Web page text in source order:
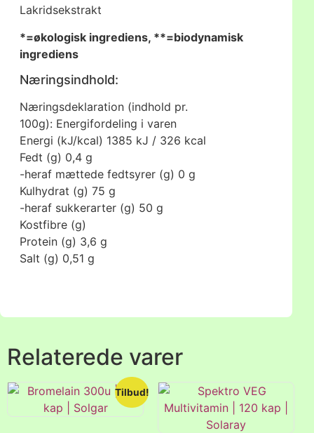
Lakridsekstrakt
*=økologisk ingrediens, **=biodynamisk
ingrediens
Næringsindhold:
Næringsdeklaration (indhold pr.
100g): Energifordeling i varen
Energi (kJ/kcal) 1385 kJ / 326 kcal
Fedt (g) 0,4 g
-heraf mættede fedtsyrer (g) 0 g
Kulhydrat (g)75 g
-heraf sukkerarter (g) 50 g
Kostfibre (g)
Protein (g) 3,6 g
Salt (g) 0,51 g
Relaterede varer
Tilbud!